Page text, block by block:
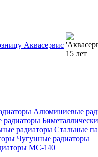
Алюминиевые
Стальные
Чугунные радиаторы
МС-140